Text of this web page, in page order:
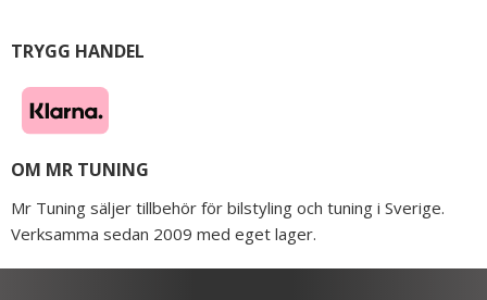
TRYGG HANDEL
OM MR TUNING
Mr Tuning säljer tillbehör för bilstyling och tuning i Sverige.
Verksamma sedan 2009 med eget lager.